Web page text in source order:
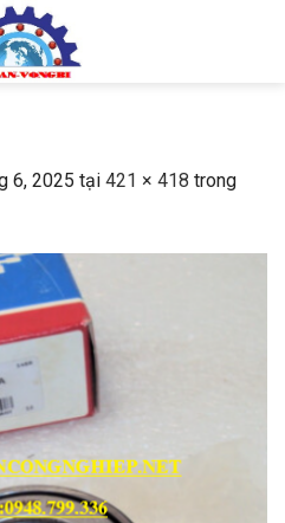
6, 2025 tại 421 × 418 trong